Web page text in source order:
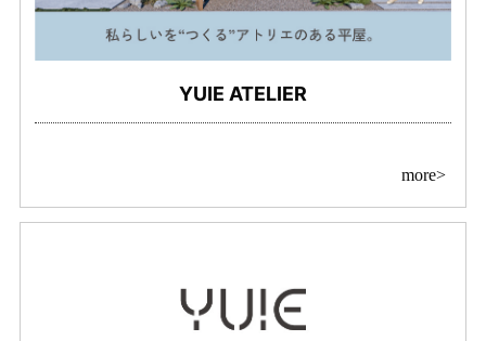
YUIE ATELIER
more>